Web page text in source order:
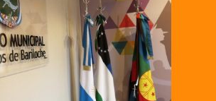
Huellas - Registro
- Registro
- Registro
Registro